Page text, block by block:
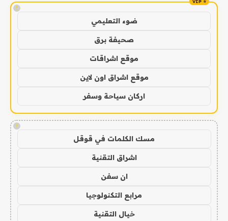
!
ضوء التعليمي
صحيفة برق
موقع اشراقات
موقع اشراق اون لاين
اركان سياحة وسفر
!
مسك الكلمات في قوقل
اشراق التقنية
ان سفن
مرابع التكنولوجيا
خيال التقنية